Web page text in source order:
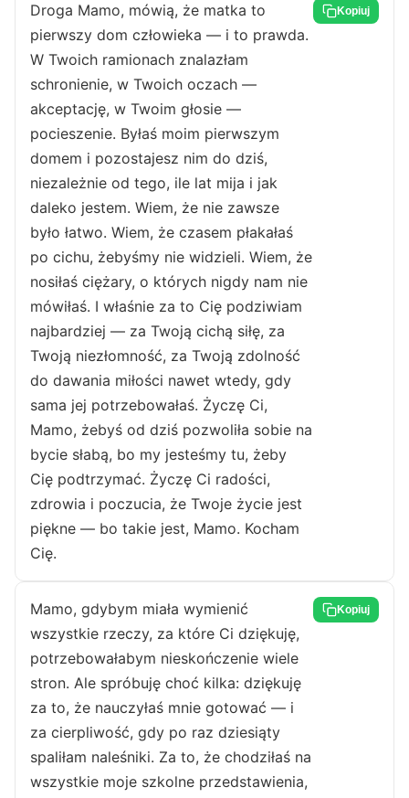
Droga Mamo, mówią, że matka to
pierwszy dom człowieka — i to prawda.
W Twoich ramionach znalazłam
schronienie, w Twoich oczach —
akceptację, w Twoim głosie —
pocieszenie. Byłaś moim pierwszym
domem i pozostajesz nim do dziś,
niezależnie od tego, ile lat mija i jak
daleko jestem. Wiem, że nie zawsze
było łatwo. Wiem, że czasem płakałaś
po cichu, żebyśmy nie widzieli. Wiem, że
nosiłaś ciężary, o których nigdy nam nie
mówiłaś. I właśnie za to Cię podziwiam
najbardziej — za Twoją cichą siłę, za
Twoją niezłomność, za Twoją zdolność
do dawania miłości nawet wtedy, gdy
sama jej potrzebowałaś. Życzę Ci,
Mamo, żebyś od dziś pozwoliła sobie na
bycie słabą, bo my jesteśmy tu, żeby
Cię podtrzymać. Życzę Ci radości,
zdrowia i poczucia, że Twoje życie jest
piękne — bo takie jest, Mamo. Kocham
Cię.
Kopiuj
Mamo, gdybym miała wymienić
wszystkie rzeczy, za które Ci dziękuję,
potrzebowałabym nieskończenie wiele
stron. Ale spróbuję choć kilka: dziękuję
za to, że nauczyłaś mnie gotować — i
za cierpliwość, gdy po raz dziesiąty
spaliłam naleśniki. Za to, że chodziłaś na
wszystkie moje szkolne przedstawienia,
Kopiuj